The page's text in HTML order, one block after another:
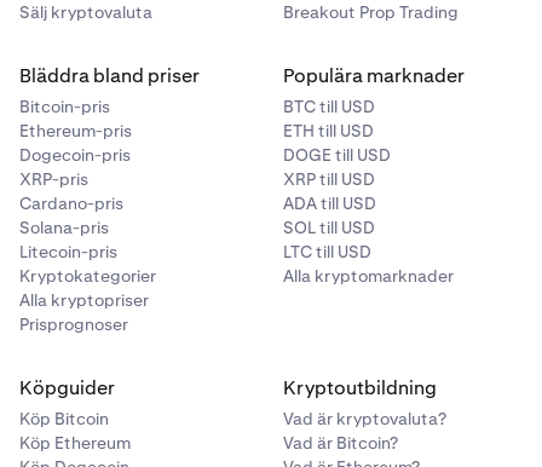
Sälj kryptovaluta
Breakout Prop Trading
Bläddra bland priser
Bitcoin-pris
Ethereum-pris
Dogecoin-pris
XRP-pris
Cardano-pris
Solana-pris
Litecoin-pris
Kryptokategorier
Alla kryptopriser
Prisprognoser
Populära marknader
BTC till USD
ETH till USD
DOGE till USD
XRP till USD
ADA till USD
SOL till USD
LTC till USD
Alla kryptomarknader
Köpguider
Köp Bitcoin
Köp Ethereum
Kryptoutbildning
Vad är kryptovaluta?
Vad är Bitcoin?